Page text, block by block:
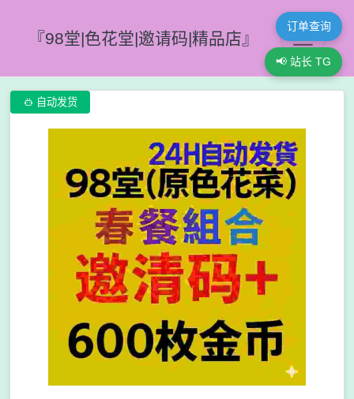
『98堂|色花堂|邀请码|精品店』
订单查询
📢 站长 TG
 自动发货